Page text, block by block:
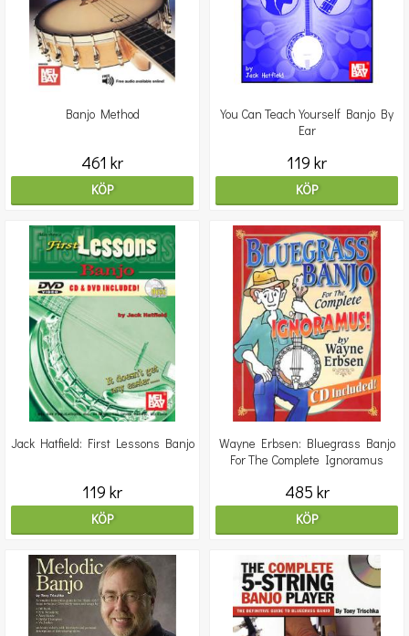
Banjo Method
461 kr
KÖP
You Can Teach Yourself Banjo By
Ear
119 kr
KÖP
Jack Hatfield: First Lessons Banjo
119 kr
KÖP
Wayne Erbsen: Bluegrass Banjo
For The Complete Ignoramus
485 kr
KÖP